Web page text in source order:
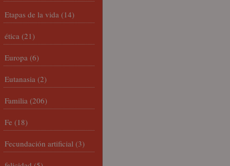
Etapas de la vida (14)
ética (21)
Europa (6)
Eutanasia (2)
Familia (206)
Fe (18)
Fecundación artificial (3)